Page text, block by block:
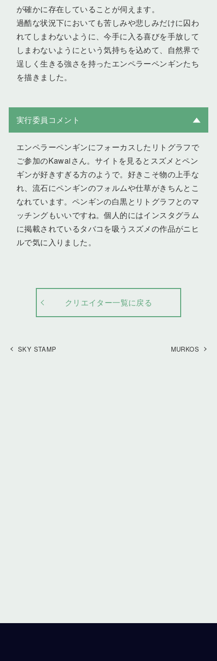
が確かに存在していることが伺えます。
過酷な状況下においても苦しみや悲しみだけに囚わ
れてしまわないように、今手に入る喜びを手放して
しまわないようにという気持ちを込めて、自然界で
逞しく生きる強さを持ったエンペラーペンギンたち
を描きました。
実行委員コメント
エンペラーペンギンにフォーカスしたリトグラフで
ご参加のKawaiさん。サイトを見るとスズメとペン
ギンが好きすぎる方のようで。好きこそ物の上手な
れ、流石にペンギンのフォルムや仕草がきちんとこ
なれています。ペンギンの白黒とリトグラフとのマ
ッチングもいいですね。個人的にはインスタグラム
に掲載されているタバコを吸うスズメの作品がニヒ
ルで気に入りました。
クリエイター一覧に戻る
SKY STAMP MURKOS